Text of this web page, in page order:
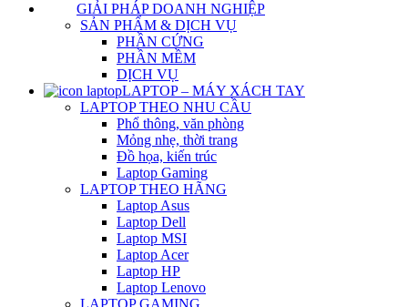
GIẢI PHÁP DOANH NGHIỆP
SẢN PHẨM & DỊCH VỤ
PHẦN CỨNG
PHẦN MỀM
DỊCH VỤ
LAPTOP – MÁY XÁCH TAY
LAPTOP THEO NHU CẦU
Phổ thông, văn phòng
Mỏng nhẹ, thời trang
Đồ họa, kiến trúc
Laptop Gaming
LAPTOP THEO HÃNG
Laptop Asus
Laptop Dell
Laptop MSI
Laptop Acer
Laptop HP
Laptop Lenovo
LAPTOP GAMING